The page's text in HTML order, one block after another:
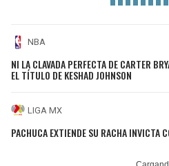
NBA
NI LA CLAVADA PERFECTA DE CARTER
EL TÍTULO DE KESHAD JOHNSON
LIGA MX
PACHUCA EXTIENDE SU RACHA INVICTA